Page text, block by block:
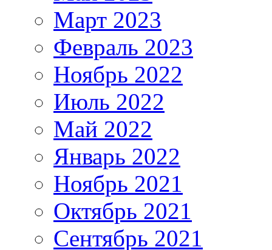
Март 2023
Февраль 2023
Ноябрь 2022
Июль 2022
Май 2022
Январь 2022
Ноябрь 2021
Октябрь 2021
Сентябрь 2021